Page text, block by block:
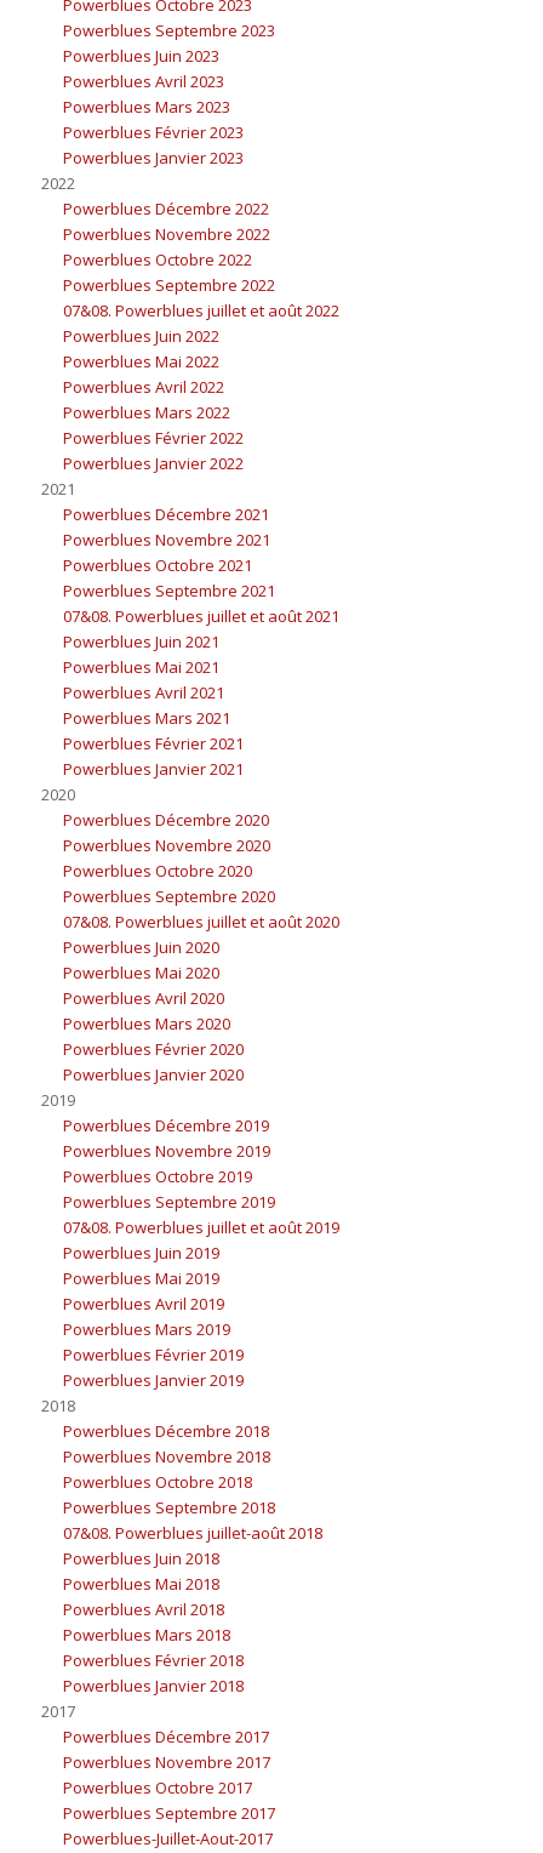
Powerblues Septembre 2023
Powerblues Juin 2023
Powerblues Avril 2023
Powerblues Mars 2023
Powerblues Février 2023
Powerblues Janvier 2023
2022
Powerblues Décembre 2022
Powerblues Novembre 2022
Powerblues Octobre 2022
Powerblues Septembre 2022
07&08. Powerblues juillet et août 2022
Powerblues Juin 2022
Powerblues Mai 2022
Powerblues Avril 2022
Powerblues Mars 2022
Powerblues Février 2022
Powerblues Janvier 2022
2021
Powerblues Décembre 2021
Powerblues Novembre 2021
Powerblues Octobre 2021
Powerblues Septembre 2021
07&08. Powerblues juillet et août 2021
Powerblues Juin 2021
Powerblues Mai 2021
Powerblues Avril 2021
Powerblues Mars 2021
Powerblues Février 2021
Powerblues Janvier 2021
2020
Powerblues Décembre 2020
Powerblues Novembre 2020
Powerblues Octobre 2020
Powerblues Septembre 2020
07&08. Powerblues juillet et août 2020
Powerblues Juin 2020
Powerblues Mai 2020
Powerblues Avril 2020
Powerblues Mars 2020
Powerblues Février 2020
Powerblues Janvier 2020
2019
Powerblues Décembre 2019
Powerblues Novembre 2019
Powerblues Octobre 2019
Powerblues Septembre 2019
07&08. Powerblues juillet et août 2019
Powerblues Juin 2019
Powerblues Mai 2019
Powerblues Avril 2019
Powerblues Mars 2019
Powerblues Février 2019
Powerblues Janvier 2019
2018
Powerblues Décembre 2018
Powerblues Novembre 2018
Powerblues Octobre 2018
Powerblues Septembre 2018
07&08. Powerblues juillet-août 2018
Powerblues Juin 2018
Powerblues Mai 2018
Powerblues Avril 2018
Powerblues Mars 2018
Powerblues Février 2018
Powerblues Janvier 2018
2017
Powerblues Décembre 2017
Powerblues Novembre 2017
Powerblues Octobre 2017
Powerblues Septembre 2017
Powerblues-Juillet-Aout-2017